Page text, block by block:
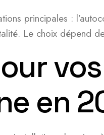
principales :
Le choix dépend
en